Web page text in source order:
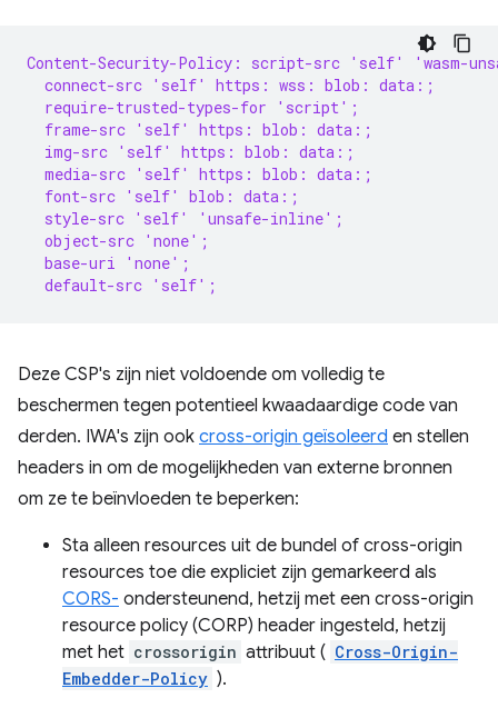
Content-Security-Policy: script-src 'self' 'wasm-
  connect-src 'self' https: wss: blob: data:;
  require-trusted-types-for 'script';
  frame-src 'self' https: blob: data:;
  img-src 'self' https: blob: data:;
  media-src 'self' https: blob: data:;
  font-src 'self' blob: data:;
  style-src 'self' 'unsafe-inline';
  object-src 'none';
  base-uri 'none';
  default-src 'self';
Deze CSP's zijn niet voldoende om volledig te
beschermen tegen potentieel kwaadaardige code van
derden. IWA's zijn ook cross-origin geïsoleerd en stellen
headers in om de mogelijkheden van externe bronnen
om ze te beïnvloeden te beperken:
Sta alleen resources uit de bundel of cross-origin
resources toe die expliciet zijn gemarkeerd als
CORS- ondersteunend, hetzij met een cross-origin
resource policy (CORP) header ingesteld, hetzij
met het crossorigin attribuut ( Cross-Origin-
Embedder-Policy ).